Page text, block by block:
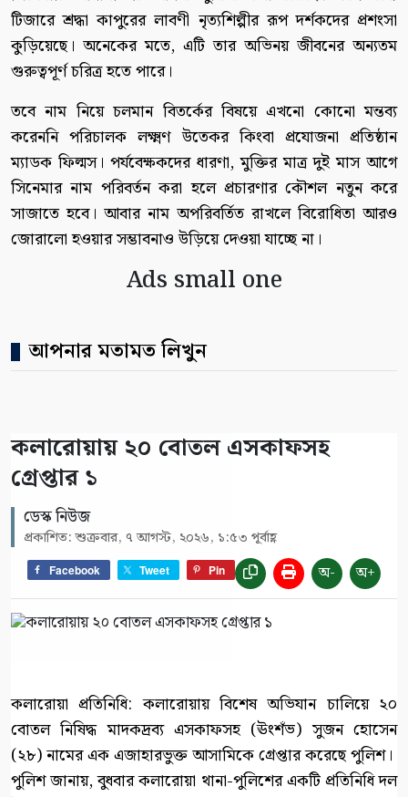
টিজারে শ্রদ্ধা কাপুরের লাবণী নৃত্যশিল্পীর রূপ দর্শকদের প্রশংসা
কুড়িয়েছে। অনেকের মতে, এটি তার অভিনয় জীবনের অন্যতম
গুরুত্বপূর্ণ চরিত্র হতে পারে।
তবে নাম নিয়ে চলমান বিতর্কের বিষয়ে এখনো কোনো মন্তব্য
করেননি পরিচালক লক্ষ্মণ উতেকর কিংবা প্রযোজনা প্রতিষ্ঠান
ম্যাডক ফিল্মস। পর্যবেক্ষকদের ধারণা, মুক্তির মাত্র দুই মাস আগে
সিনেমার নাম পরিবর্তন করা হলে প্রচারণার কৌশল নতুন করে
সাজাতে হবে। আবার নাম অপরিবর্তিত রাখলে বিরোধিতা আরও
জোরালো হওয়ার সম্ভাবনাও উড়িয়ে দেওয়া যাচ্ছে না।
Ads small one
আপনার মতামত লিখুন
কলারোয়ায় ২০ বোতল এসকাফসহ
গ্রেপ্তার ১
ডেস্ক নিউজ
প্রকাশিত: শুক্রবার, ৭ আগস্ট, ২০২৬, ১:৫৩ পূর্বাহ্ণ
Facebook Tweet Pin অ- অ+
কলারোয়া প্রতিনিধি: কলারোয়ায় বিশেষ অভিযান চালিয়ে ২০
বোতল নিষিদ্ধ মাদকদ্রব্য এসকাফসহ (ঊংশঁভ) সুজন হোসেন
(২৮) নামের এক এজাহারভুক্ত আসামিকে গ্রেপ্তার করেছে পুলিশ।
পুলিশ জানায়, বুধবার কলারোয়া থানা-পুলিশের একটি প্রতিনিধি দল